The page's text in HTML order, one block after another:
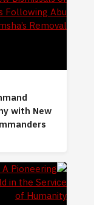
with New